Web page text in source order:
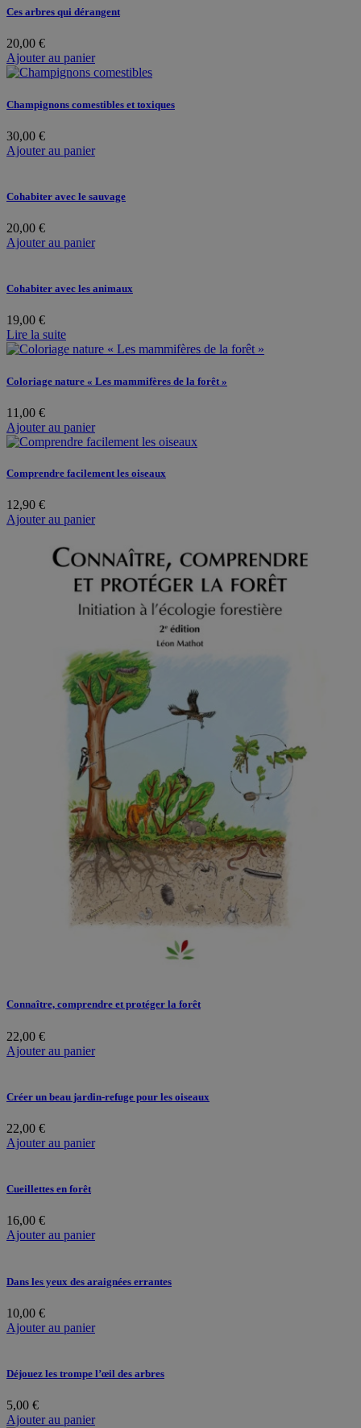
Ces arbres qui dérangent
20,00 €
Ajouter au panier
Champignons comestibles et toxiques
30,00 €
Ajouter au panier
Cohabiter avec le sauvage
20,00 €
Ajouter au panier
Cohabiter avec les animaux
19,00 €
Lire la suite
Coloriage nature « Les mammifères de la forêt »
11,00 €
Ajouter au panier
Comprendre facilement les oiseaux
12,90 €
Ajouter au panier
Connaître, comprendre et protéger la forêt
22,00 €
Ajouter au panier
Créer un beau jardin-refuge pour les oiseaux
22,00 €
Ajouter au panier
Cueillettes en forêt
16,00 €
Ajouter au panier
Dans les yeux des araignées errantes
10,00 €
Ajouter au panier
Déjouez les trompe l’œil des arbres
5,00 €
Ajouter au panier